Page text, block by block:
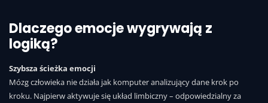
Dlaczego emocje wygrywają z
logiką?
Szybsza ścieżka emocji
Mózg człowieka nie działa jak komputer analizujący dane krok po
kroku. Najpierw aktywuje się układ limbiczny – odpowiedzialny za